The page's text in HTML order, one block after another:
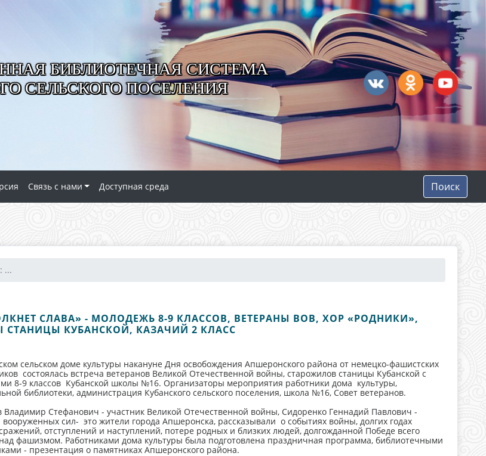
БИБЛИОТЕЧНАЯ СИСТЕМА
СЕЛЬСКОГО ПОСЕЛЕНИЯ
Связь с нами Доступная среда Поиск
...
СЛАВА» - МОЛОДЕЖЬ 8-9 КЛАССОВ, ВЕТЕРАНЫ ВОВ, ХОР «РОДНИКИ»,
СТАНИЦЫ КУБАНСКОЙ, КАЗАЧИЙ 2 КЛАСС
сельском доме культуры накануне Дня освобождения Апшеронского района от немецко-фашистских
состоялась встреча ветеранов Великой Отечественной войны, старожилов станицы Кубанской с
8-9 классов Кубанской школы №16. Организаторы мероприятия работники дома культуры,
библиотеки, администрация Кубанского сельского поселения, школа №16, Совет ветеранов.
Владимир Стефанович - участник Великой Отечественной войны, Сидоренко Геннадий Павлович -
вооруженных сил- это жители города Апшеронска, рассказывали о событиях войны, долгих годах
отступлений и наступлений, потере родных и близких людей, долгожданной Победе всего
фашизмом. Работниками дома культуры была подготовлена праздничная программа, библиотечными
- презентация о памятниках Апшеронского района.